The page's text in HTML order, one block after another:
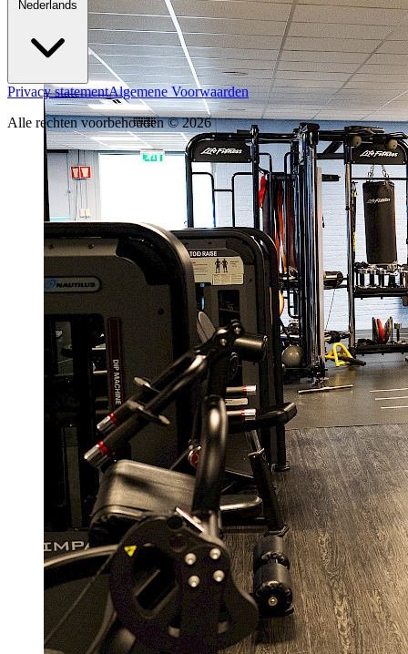
Privacy statementAlgemene Voorwaarden
Alle rechten voorbehouden © 2026